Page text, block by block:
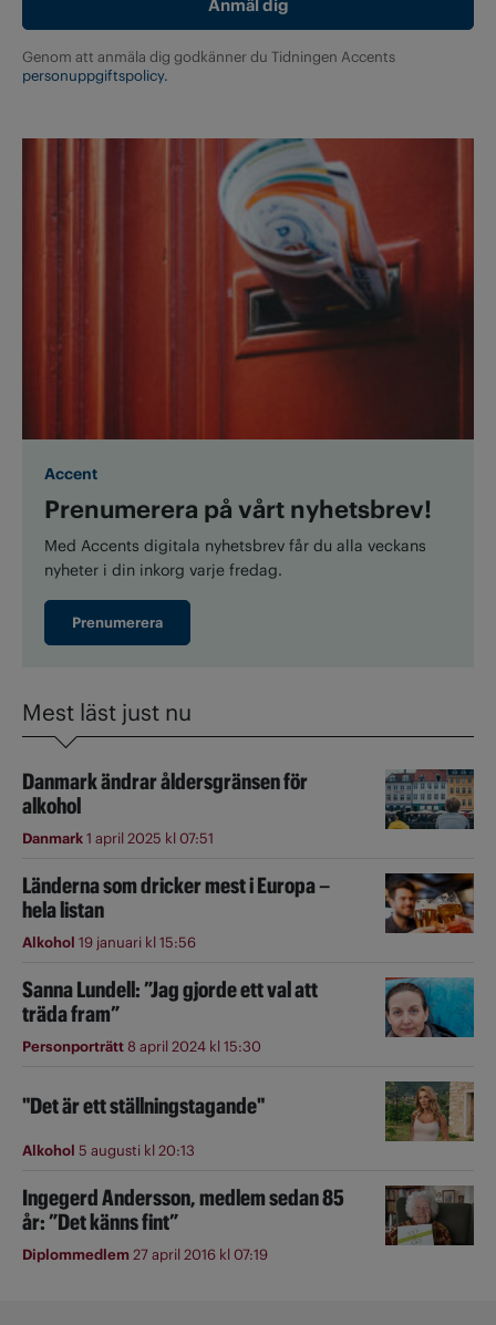
Genom att anmäla dig godkänner du Tidningen Accents
personuppgiftspolicy.
Accent
Prenumerera på vårt nyhetsbrev!
Med Accents digitala nyhetsbrev får du alla veckans
nyheter i din inkorg varje fredag.
Prenumerera
Mest läst just nu
Danmark ändrar åldersgränsen för
alkohol
Danmark1 april 2025 kl 07:51
Länderna som dricker mest i Europa –
hela listan
Alkohol 19 januari kl 15:56
Sanna Lundell: ”Jag gjorde ett val att
träda fram”
Personporträtt8 april 2024 kl 15:30
"Det är ett ställningstagande"
Alkohol 5 augusti kl 20:13
Ingegerd Andersson, medlem sedan 85
år: ”Det känns fint”
Diplommedlem27 april 2016 kl 07:19